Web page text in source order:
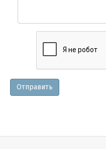
Вопросы
уточнения
Отправить